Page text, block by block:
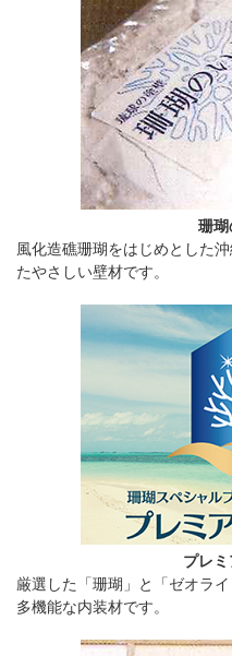
珊瑚
風化造礁珊瑚をはじめとした
たやさしい壁材です。
プレ
厳選した「珊瑚」と「ゼオラ
多機能な内装材です。